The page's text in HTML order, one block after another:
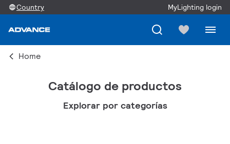
Country MyLighting login
Home
Catálogo de productos
Explorar por categorías